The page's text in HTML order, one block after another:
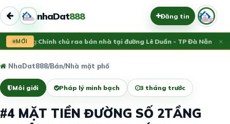
nhaDat888 Đăng tin
MỚI
Vừa đăng: Chính chủ rao bán nhà tại đường Lê Duẩn - TP Đà Nẵng; DT 1
×
NhaDat888/Bán/Nhà mặt phố
Môi giới Pháp lý minh bạch 3 tháng trước
#4 MẶT TIỀN ĐƯỜNG SỐ 2TẦNG